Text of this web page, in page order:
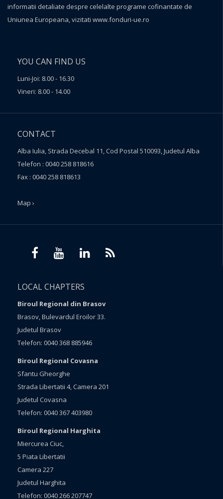
informatii detaliate despre celelalte programe cofinantate de
Uniunea Europeana, vizitati www.fonduri-ue.ro
YOU CAN FIND US
Luni-Joi: 8.00 - 16.30
Vineri: 8.00 - 14.00
CONTACT
Alba Iulia, Strada Decebal 11, Cod Postal 510093, Judetul Alba
Telefon : 0040 258 818616
Fax : 0040 258 818613
Map ›
LOCAL CHAPTERS
Biroul Regional din Brasov
Brasov, Bulevardul Eroilor 33.
Judetul Brasov
Telefon: 0040 368 885946
Biroul Regional Covasna
Sfantu Gheorghe
Strada Libertatii 4, Camera 201
Judetul Covasna
Telefon: 0040 367 403980
Biroul Regional Harghita
Miercurea Ciuc,
5 Piata Libertatii
Camera 227
Judetul Harghita
Telefon: 0040 266 207747